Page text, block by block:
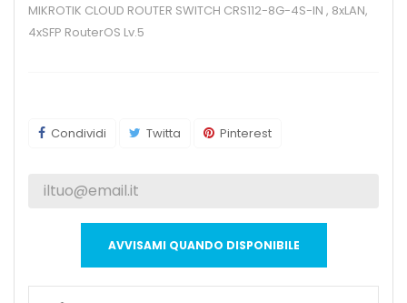
MIKROTIK CLOUD ROUTER SWITCH CRS112-8G-4S-IN , 8xLAN,
4xSFP RouterOS Lv.5
Condividi Twitta Pinterest
AVVISAMI QUANDO DISPONIBILE